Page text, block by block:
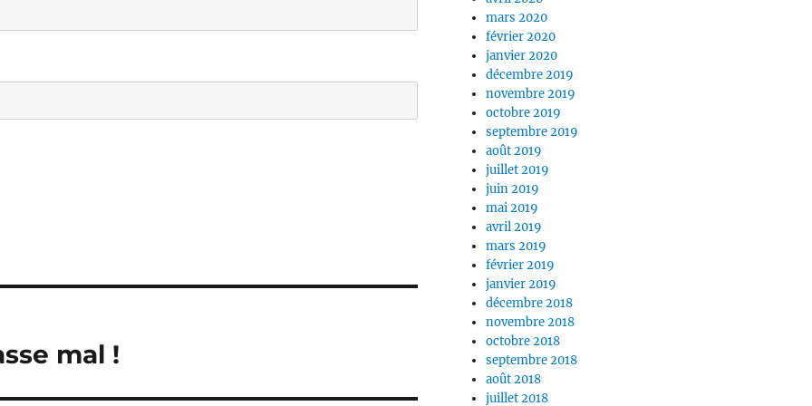
mal !
mars 2020
février 2020
janvier 2020
décembre 2019
novembre 2019
octobre 2019
septembre 2019
août 2019
juillet 2019
juin 2019
mai 2019
avril 2019
mars 2019
février 2019
janvier 2019
décembre 2018
novembre 2018
octobre 2018
septembre 2018
août 2018
juillet 2018